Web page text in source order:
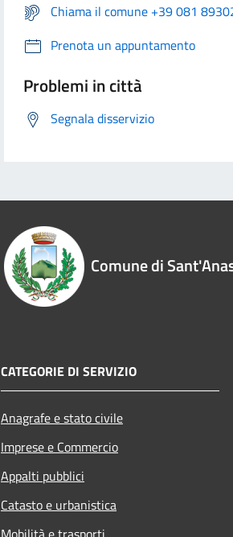
Chiama il comune +39 081
Prenota un appuntamento
Problemi in città
Segnala disservizio
Comune di
CATEGORIE DI SERVIZIO
Anagrafe e stato civile
Imprese e Commercio
Appalti pubblici
Catasto e urbanistica